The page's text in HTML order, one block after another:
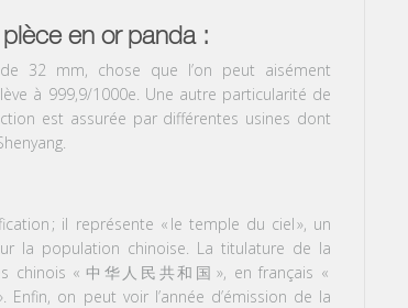
en or panda :
32 mm, chose que l’on peut aisément
à 999,9/1000e. Une autre particularité de
est assurée par différentes usines dont
; il représente « le temple du ciel», un
la population chinoise. La titulature de la
chinois « 中 华人民共和国 », en français «
Enfin, on peut voir l’année d’émission de la